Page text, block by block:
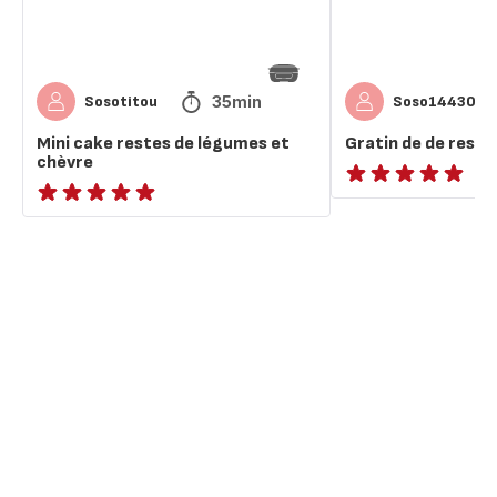
Sosotitou 35min
Mini cake restes de légumes et
chèvre
ratings.NaN
Soso14430
Gratin de de
ratings.NaN